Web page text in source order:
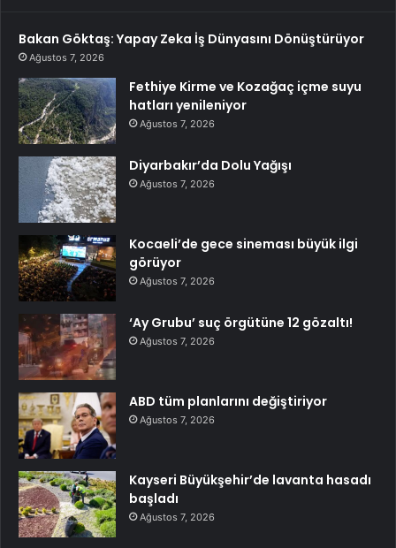
Bakan Göktaş: Yapay Zeka İş Dünyasını Dönüştürüyor
Ağustos 7, 2026
Fethiye Kirme ve Kozağaç içme suyu
hatları yenileniyor
Ağustos 7, 2026
Diyarbakır’da Dolu Yağışı
Ağustos 7, 2026
Kocaeli’de gece sineması büyük ilgi
görüyor
Ağustos 7, 2026
‘Ay Grubu’ suç örgütüne 12 gözaltı!
Ağustos 7, 2026
ABD tüm planlarını değiştiriyor
Ağustos 7, 2026
Kayseri Büyükşehir’de lavanta hasadı
başladı
Ağustos 7, 2026